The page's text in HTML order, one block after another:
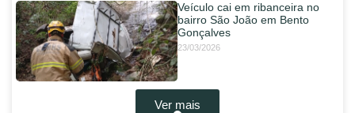
Veículo cai em ribanceira no
bairro São João em Bento
Gonçalves
23/03/2026
Ver mais